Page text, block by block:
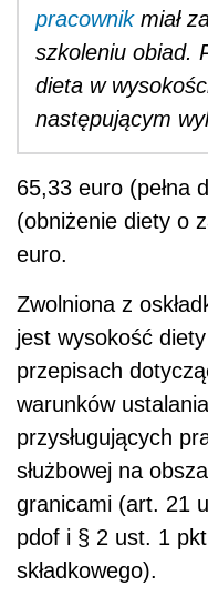
pracownikmiał
szkoleniu obiad.
dieta w
następującym
65,33 euro (pełna
(obniżenie diety o
euro.
Zwolniona z
jest wysokość
przepisach
warunków
przysługujących
służbowej na
granicami (art. 21
pdof i § 2 ust. 1
składkowego).